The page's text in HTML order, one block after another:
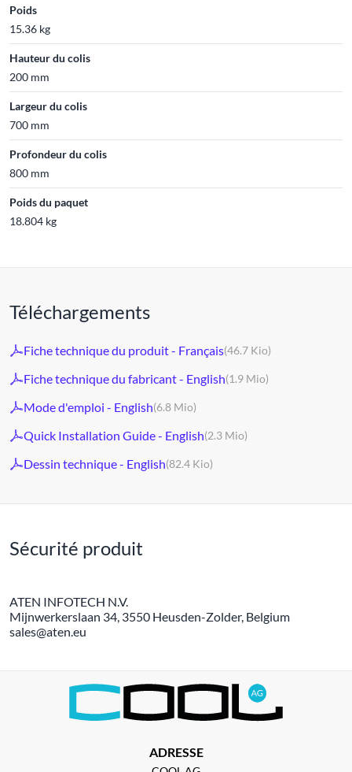
Poids
15.36 kg
Hauteur du colis
200 mm
Largeur du colis
700 mm
Profondeur du colis
800 mm
Poids du paquet
18.804 kg
Téléchargements
Fiche technique du produit - Français(46.7 Kio)
Fiche technique du fabricant - English(1.9 Mio)
Mode d'emploi - English(6.8 Mio)
Quick Installation Guide - English(2.3 Mio)
Dessin technique - English(82.4 Kio)
Sécurité produit
ATEN INFOTECH N.V.
Mijnwerkerslaan 34, 3550 Heusden-Zolder, Belgium
sales@aten.eu
ADRESSE